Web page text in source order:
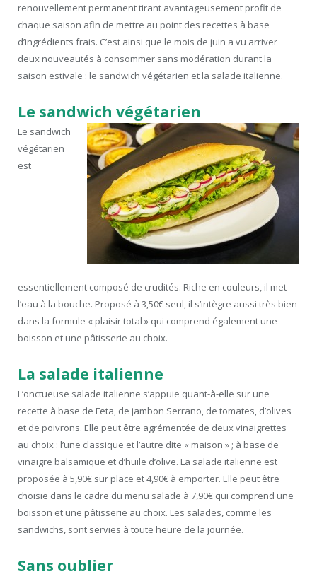
renouvellement permanent tirant avantageusement profit de
chaque saison afin de mettre au point des recettes à base
d’ingrédients frais. C’est ainsi que le mois de juin a vu arriver
deux nouveautés à consommer sans modération durant la
saison estivale : le sandwich végétarien et la salade italienne.
Le sandwich végétarien
Le sandwich
végétarien
est
essentiellement composé de crudités. Riche en couleurs, il met
l’eau à la bouche. Proposé à 3,50€ seul, il s’intègre aussi très bien
dans la formule « plaisir total » qui comprend également une
boisson et une pâtisserie au choix.
La salade italienne
L’onctueuse salade italienne s’appuie quant-à-elle sur une
recette à base de Feta, de jambon Serrano, de tomates, d’olives
et de poivrons. Elle peut être agrémentée de deux vinaigrettes
au choix : l’une classique et l’autre dite « maison » ; à base de
vinaigre balsamique et d’huile d’olive. La salade italienne est
proposée à 5,90€ sur place et 4,90€ à emporter. Elle peut être
choisie dans le cadre du menu salade à 7,90€ qui comprend une
boisson et une pâtisserie au choix. Les salades, comme les
sandwichs, sont servies à toute heure de la journée.
Sans oublier